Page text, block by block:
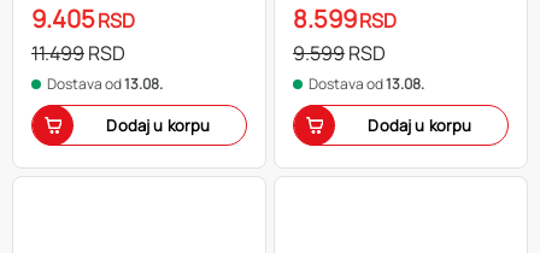
9.405RSD
11.499RSD
Dostava od13.08.
Dodaj u korpu
8.599RSD
9.599RSD
Dostava od13.08.
Dodaj u korpu